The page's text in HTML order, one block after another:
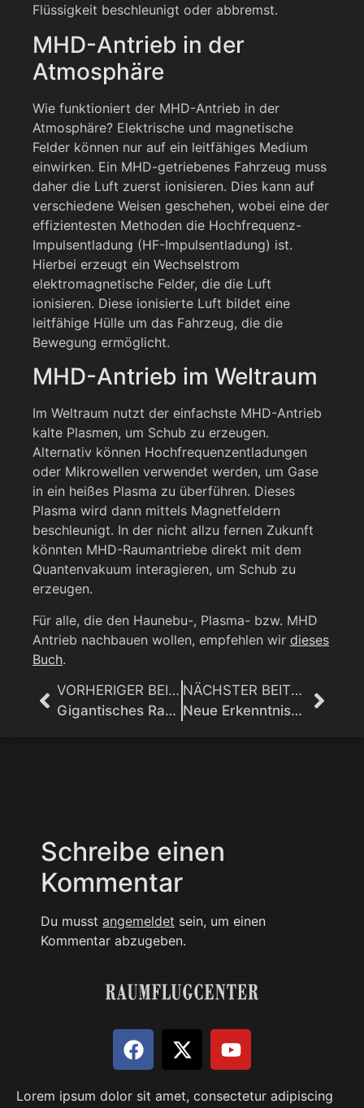
Flüssigkeit beschleunigt oder abbremst.
MHD-Antrieb in der
Atmosphäre
Wie funktioniert der MHD-Antrieb in der
Atmosphäre? Elektrische und magnetische
Felder können nur auf ein leitfähiges Medium
einwirken. Ein MHD-getriebenes Fahrzeug muss
daher die Luft zuerst ionisieren. Dies kann auf
verschiedene Weisen geschehen, wobei eine der
effizientesten Methoden die Hochfrequenz-
Impulsentladung (HF-Impulsentladung) ist.
Hierbei erzeugt ein Wechselstrom
elektromagnetische Felder, die die Luft
ionisieren. Diese ionisierte Luft bildet eine
leitfähige Hülle um das Fahrzeug, die die
Bewegung ermöglicht.
MHD-Antrieb im Weltraum
Im Weltraum nutzt der einfachste MHD-Antrieb
kalte Plasmen, um Schub zu erzeugen.
Alternativ können Hochfrequenzentladungen
oder Mikrowellen verwendet werden, um Gase
in ein heißes Plasma zu überführen. Dieses
Plasma wird dann mittels Magnetfeldern
beschleunigt. In der nicht allzu fernen Zukunft
könnten MHD-Raumantriebe direkt mit dem
Quantenvakuum interagieren, um Schub zu
erzeugen.
Für alle, die den Haunebu-, Plasma- bzw. MHD
Antrieb nachbauen wollen, empfehlen wir dieses
Buch.
VORHERIGER BEITRAG
Gigantisches Raumschiff auf Kurs zur Erde? Was hat das James-Webb-Teleskop entdeckt?
NÄCHSTER BEITRAG
Neue Erkenntnisse zum Wow-Signal
Schreibe einen
Kommentar
Du musst angemeldet sein, um einen
Kommentar abzugeben.
Lorem ipsum dolor sit amet, consectetur adipiscing